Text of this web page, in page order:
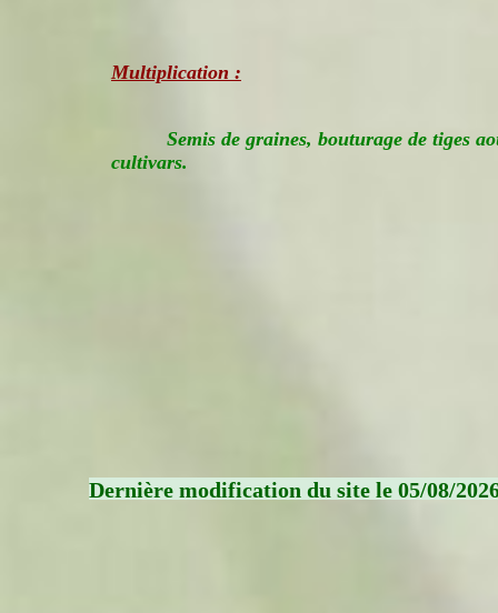
Multiplication :
Semis de graines, bouturage de tiges
cultivars.
Dernière modification du site le 05/08/